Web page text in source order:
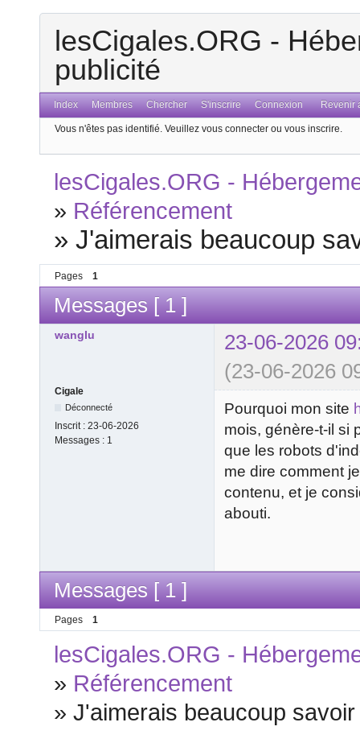
lesCigales.ORG -
publicité
Index Membres Chercher S'inscrire Connexion Revenir
Vous n'êtes pas identifié. Veuillez vous connecter ou vous inscrire.
lesCigales.ORG -
» Référencement
»J'aimerais beaucoup
Pages 1
Messages [ 1 ]
wanglu
23-06-2026
(23-06-2026
Cigale
Déconnecté
Inscrit : 23-06-2026
Messages : 1
Pourquoi mon site
mois, génère-t-il si
que les robots
me dire comment
contenu, et je
abouti.
Messages [ 1 ]
Pages 1
lesCigales.ORG -
» Référencement
»J'aimerais beaucoup